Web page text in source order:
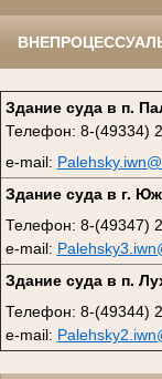
Здание суда в п.
Телефон: 8-(49334)
e-mail:
Здание суда в г.
Телефон: 8-(49347)
e-mail:
Здание суда в п.
Телефон: 8-(49344)
e-mail: